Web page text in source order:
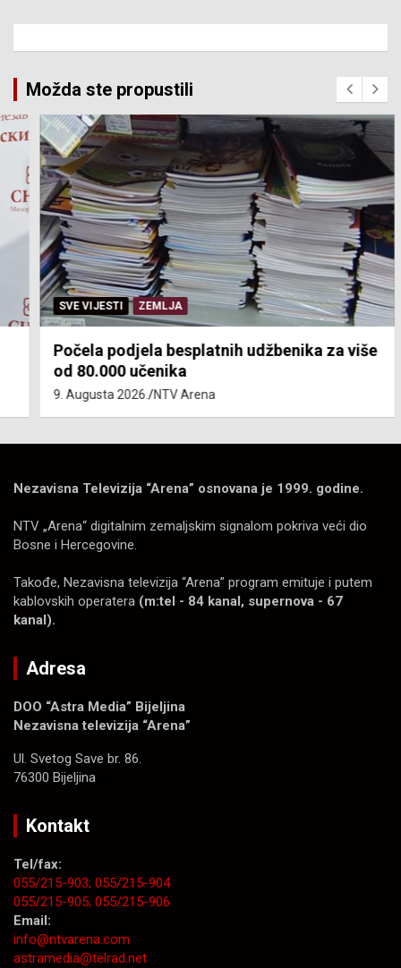
Možda ste propustili
SVE VIJESTI ZEMLJA
Počela podjela besplatnih udžbenika za više
od 80.000 učenika
9. Augusta 2026. NTV Arena
Nezavisna Televizija “Arena” osnovana je 1999. godine.
NTV „Arena“ digitalnim zemaljskim signalom pokriva veći dio
Bosne i Hercegovine.
Takođe, Nezavisna televizija “Arena” program emituje i putem
kablovskih operatera (m:tel - 84 kanal, supernova - 67
kanal).
Adresa
DOO “Astra Media” Bijeljina
Nezavisna televizija “Arena”
Ul. Svetog Save br. 86.
76300 Bijeljina
Kontakt
Tel/fax:
055/215-903; 055/215-904
055/215-905; 055/215-906
Email:
info@ntvarena.com
astramedia@telrad.net